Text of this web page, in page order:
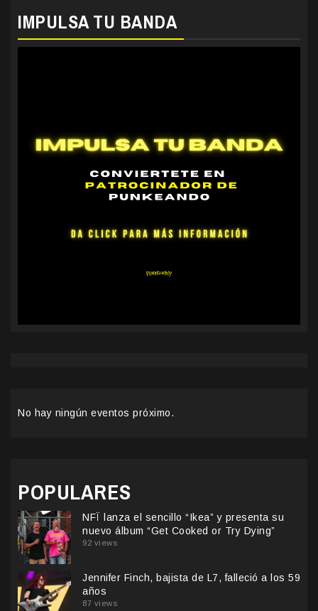
IMPULSA TU BANDA
No hay ningún eventos próximo.
POPULARES
NFÏ lanza el sencillo “Ikea” y presenta su
nuevo álbum “Get Cooked or Try Dying”
92 views
Jennifer Finch, bajista de L7, falleció a los 59
años
87 views